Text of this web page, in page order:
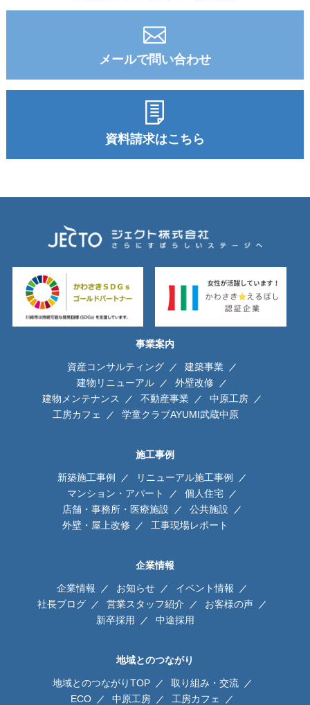
メールで問い合わせ
資料請求はこちら
事業案内
資産コンサルティング
建築事業
建物リニューアル
外壁改修
建物メンテナンス
不動産事業
中原工房
工房カフェ
学童クラブAYUMI武蔵中原
施工事例
新築施工事例
リニューアル施工事例
マンション・アパート
個人住宅
店舗・事務所・医療施設
公共施設
外壁・屋上改修
工事現場レポート
企業情報
企業情報 お知らせ
イベント情報
社長ブログ
営業スタッフ紹介
お客様の声
新卒採用
中途採用
地域とのつながり
地域とのつながりTOP
取り組み・交流
ECO
中原工房 工房カフェ